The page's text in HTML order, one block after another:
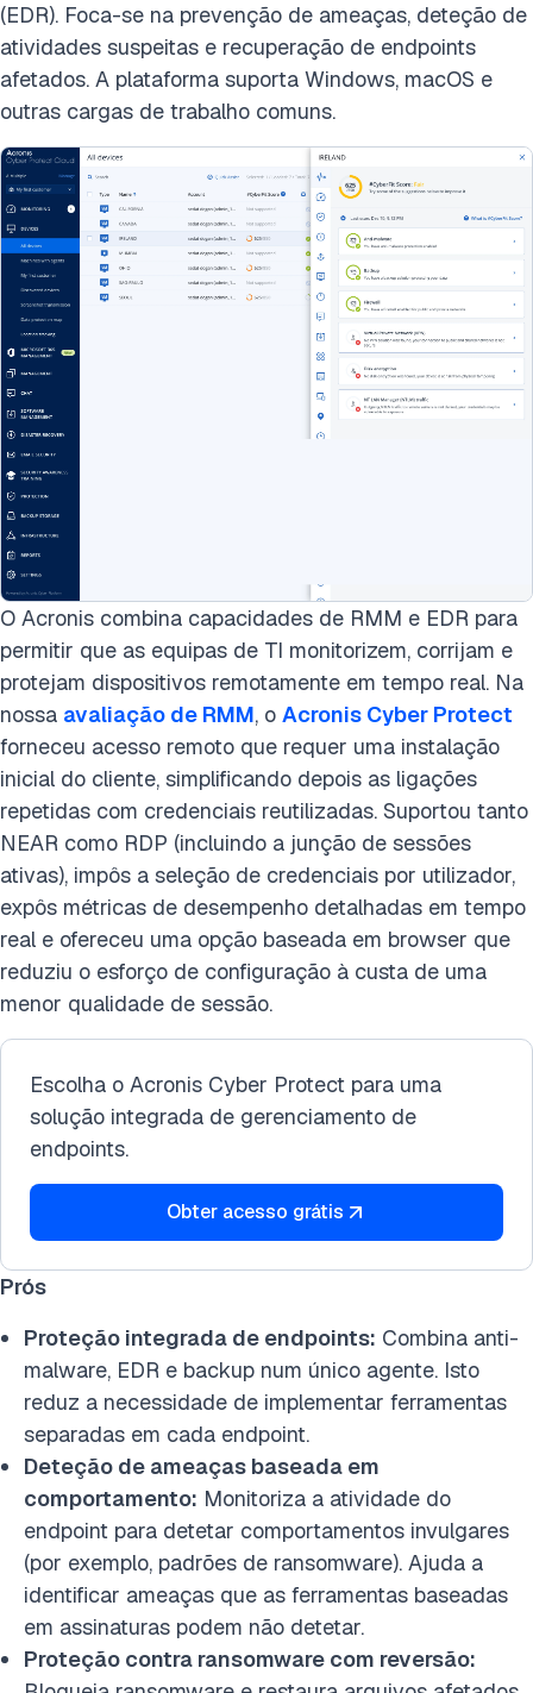
(EDR). Foca-se na prevenção de ameaças, deteção de
atividades suspeitas e recuperação de endpoints
afetados. A plataforma suporta Windows, macOS e
outras cargas de trabalho comuns.
O Acronis combina capacidades de RMM e EDR para
permitir que as equipas de TI monitorizem, corrijam e
protejam dispositivos remotamente em tempo real. Na
nossa avaliação de RMM, o Acronis Cyber Protect
forneceu acesso remoto que requer uma instalação
inicial do cliente, simplificando depois as ligações
repetidas com credenciais reutilizadas. Suportou tanto
NEAR como RDP (incluindo a junção de sessões
ativas), impôs a seleção de credenciais por utilizador,
expôs métricas de desempenho detalhadas em tempo
real e ofereceu uma opção baseada em browser que
reduziu o esforço de configuração à custa de uma
menor qualidade de sessão.
Escolha o Acronis Cyber Protect para uma
solução integrada de gerenciamento de
endpoints.
Obter acesso grátis
Prós
Proteção integrada de endpoints: Combina anti-
malware, EDR e backup num único agente. Isto
reduz a necessidade de implementar ferramentas
separadas em cada endpoint.
Deteção de ameaças baseada em
comportamento: Monitoriza a atividade do
endpoint para detetar comportamentos invulgares
(por exemplo, padrões de ransomware). Ajuda a
identificar ameaças que as ferramentas baseadas
em assinaturas podem não detetar.
Proteção contra ransomware com reversão: